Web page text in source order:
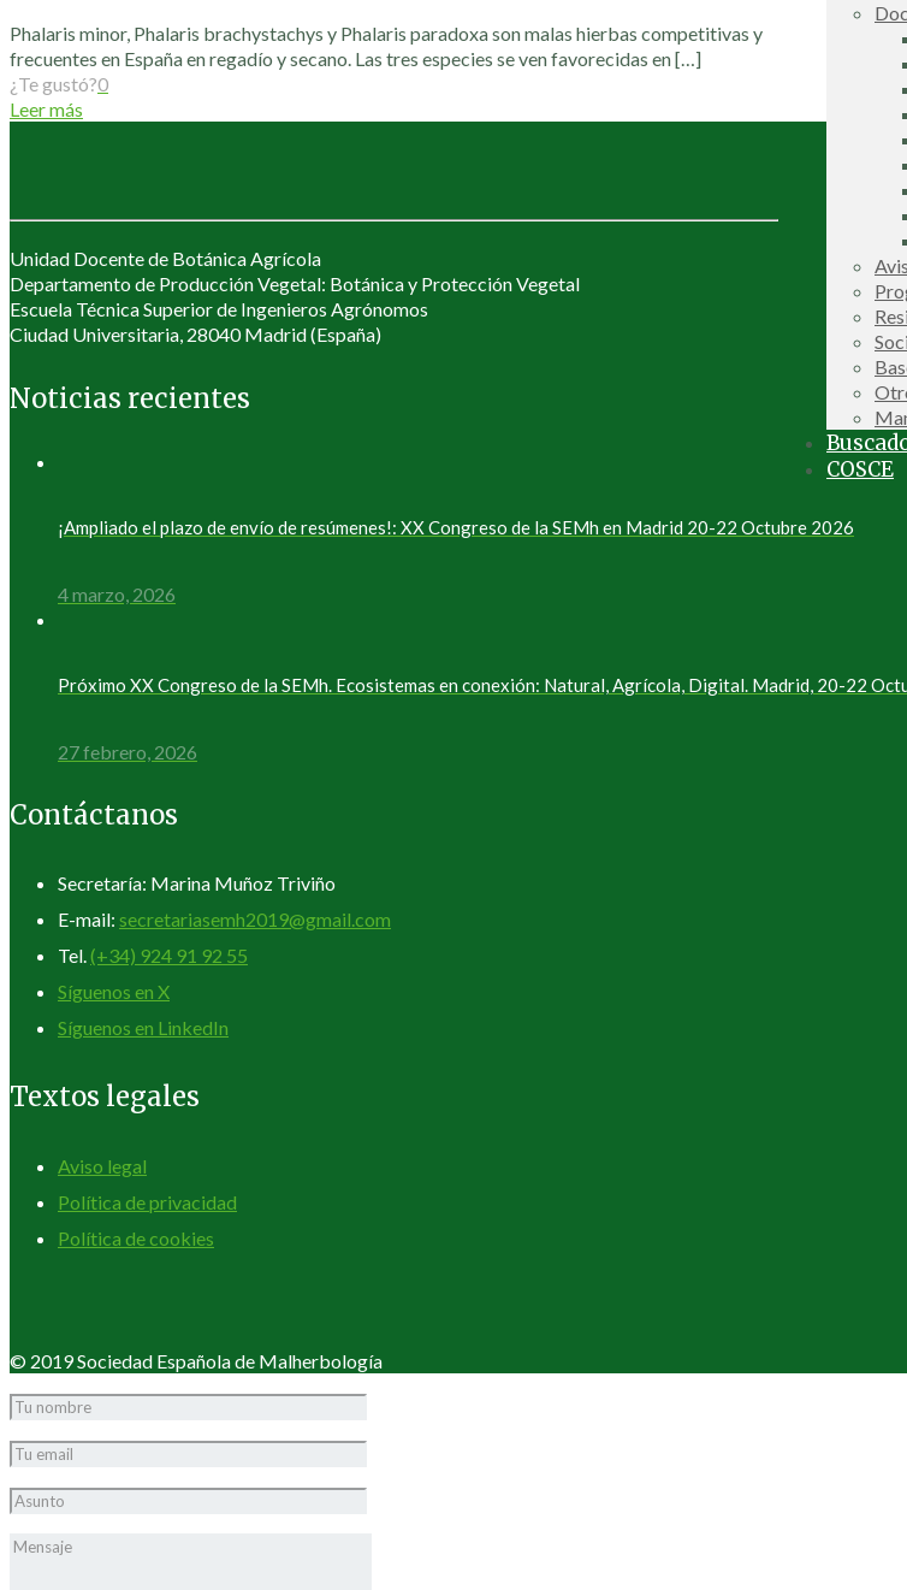
COSCE
Phalaris minor, Phalaris brachystachys y Phalaris paradoxa son malas hierbas competitivas y
frecuentes en España en regadío y secano. Las tres especies se ven favorecidas en[…]
¿Te gustó?0
Leer más
Unidad Docente de Botánica Agrícola
Departamento de Producción Vegetal: Botánica y Protección Vegetal
Escuela Técnica Superior de Ingenieros Agrónomos
Ciudad Universitaria, 28040 Madrid (España)
Noticias recientes
¡Ampliado el plazo de envío de resúmenes!: XX Congreso de la SEMh en Madrid 20-22 Octubre 2026
4 marzo, 2026
Próximo XX Congreso de la SEMh. Ecosistemas en conexión: Natural, Agrícola, Digital. Madrid, 20-22
27 febrero, 2026
Contáctanos
Secretaría: Marina Muñoz Triviño
E-mail: secretariasemh2019@gmail.com
Tel. (+34) 924 91 92 55
Síguenos en X
Síguenos en LinkedIn
Textos legales
Aviso legal
Política de privacidad
Política de cookies
© 2019 Sociedad Española de Malherbología